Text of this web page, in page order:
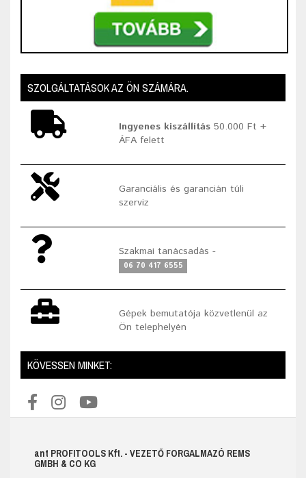
SZOLGÁLTATÁSOK AZ ÖN SZÁMÁRA.
Ingyenes kiszállítás 50.000 Ft +
ÁFA felett
Garanciális és garancián túli
szerviz
Szakmai tanácsadás -
06 70 417 6555
Gépek bemutatója közvetlenül az
Ön telephelyén
KÖVESSEN MINKET:
ant PROFITOOLS Kft. - VEZETŐ FORGALMAZÓ REMS
GMBH & CO KG